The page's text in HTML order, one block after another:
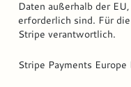
Daten außerhalb der
erforderlich sind. Für
Stripe verantwortlich.
Stripe Payments Europe